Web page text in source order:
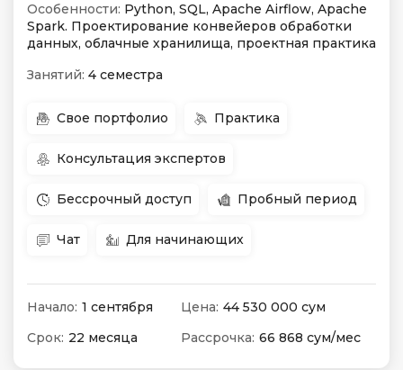
Особенности: Python, SQL, Apache Airflow, Apache
Spark. Проектирование конвейеров обработки
данных, облачные хранилища, проектная практика
Занятий: 4 семестра
Свое портфолио Практика
Консультация экспертов
Бессрочный доступ Пробный период
Чат Для начинающих
Начало: 1 сентября Цена: 44 530 000 сум
Срок: 22 месяца Рассрочка: 66 868 сум/мес